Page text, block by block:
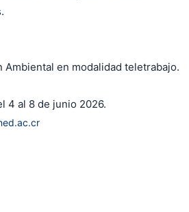
en modalidad teletrabajo.
4 al 8 de junio 2026.